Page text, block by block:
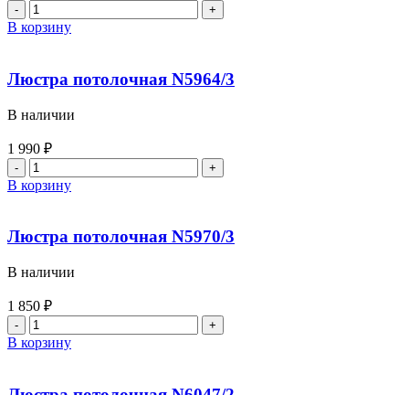
В корзину
Люстра потолочная N5964/3
В наличии
1 990 ₽
В корзину
Люстра потолочная N5970/3
В наличии
1 850 ₽
В корзину